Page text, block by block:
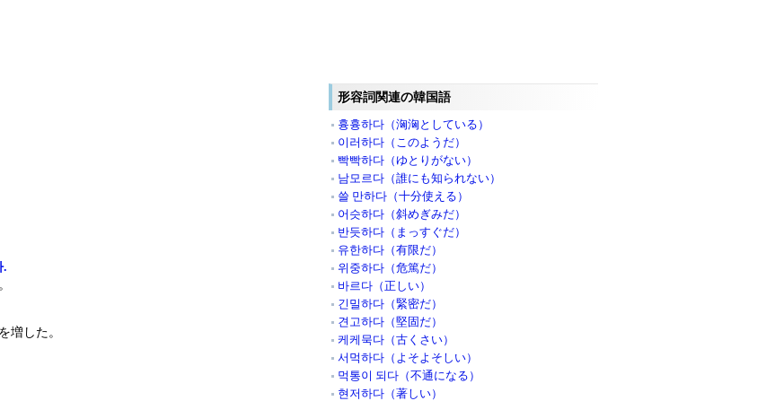
.
増した。
形容詞関連の韓国語
흉흉하다（洶洶としている）
이러하다（このようだ）
빡빡하다（ゆとりがない）
남모르다（誰にも知られない）
쓸 만하다（十分使える）
어슷하다（斜めぎみだ）
반듯하다（まっすぐだ）
유한하다（有限だ）
위중하다（危篤だ）
바르다（正しい）
긴밀하다（緊密だ）
견고하다（堅固だ）
케케묵다（古くさい）
서먹하다（よそよそしい）
먹통이 되다（不通になる）
현저하다（著しい）